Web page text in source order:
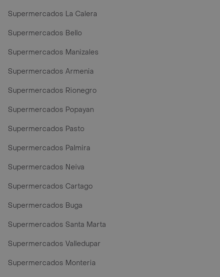
Supermercados La Calera
Supermercados Bello
Supermercados Manizales
Supermercados Armenia
Supermercados Rionegro
Supermercados Popayan
Supermercados Pasto
Supermercados Palmira
Supermercados Neiva
Supermercados Cartago
Supermercados Buga
Supermercados Santa Marta
Supermercados Valledupar
Supermercados Monteria